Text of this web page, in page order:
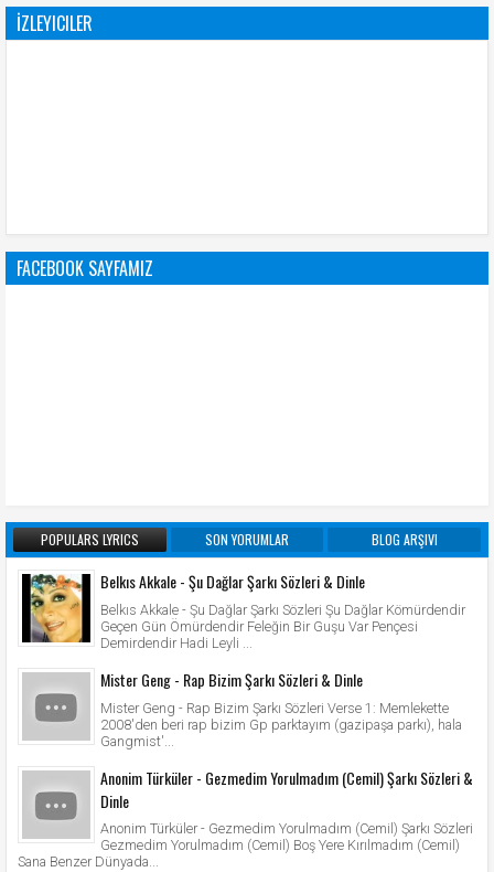
İZLEYICILER
FACEBOOK SAYFAMIZ
POPULARS LYRICS SON YORUMLAR BLOG ARŞIVI
Belkıs Akkale - Şu Dağlar Şarkı Sözleri & Dinle
Belkıs Akkale - Şu Dağlar Şarkı Sözleri Şu Dağlar Kömürdendir
Geçen Gün Ömürdendir Feleğin Bir Guşu Var Pençesi
Demirdendir Hadi Leyli ...
Mister Geng - Rap Bizim Şarkı Sözleri & Dinle
Mister Geng - Rap Bizim Şarkı Sözleri Verse 1: Memlekette
2008'den beri rap bizim Gp parktayım (gazipaşa parkı), hala
Gangmist'...
Anonim Türküler - Gezmedim Yorulmadım (Cemil) Şarkı Sözleri &
Dinle
Anonim Türküler - Gezmedim Yorulmadım (Cemil) Şarkı Sözleri
Gezmedim Yorulmadım (Cemil) Boş Yere Kırılmadım (Cemil)
Sana Benzer Dünyada...